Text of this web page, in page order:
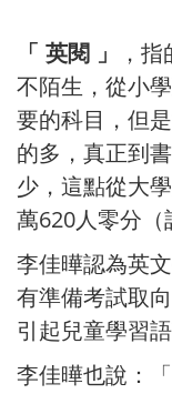
「 英閱 」
，
不陌生，從小
要的科目，但
的多，真正到
少，這點從大
萬620人零分（
李佳曄認為英
有準備考試取
引起兒童學習語
李佳曄也說：